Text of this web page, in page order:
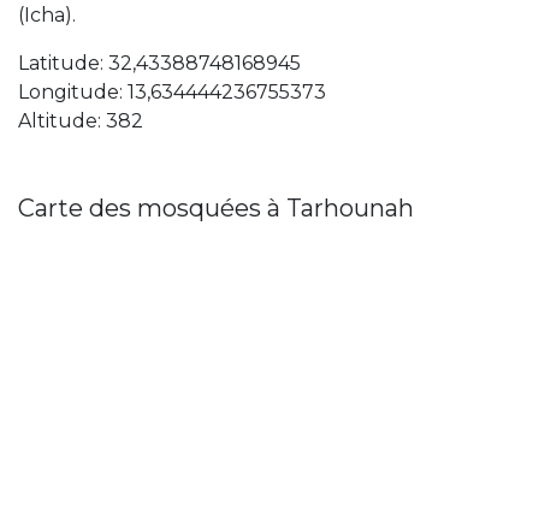
(Icha).
Latitude: 32,43388748168945
Longitude: 13,634444236755373
Altitude: 382
Carte des mosquées à Tarhounah